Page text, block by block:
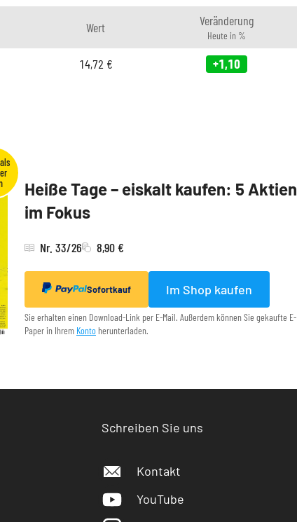
Wert Veränderung
Heute in %
14,72 € +1,10
Heiße Tage – eiskalt kaufen: 5 Aktien
im Fokus
Nr. 33/26 8,90 €
Sofortkauf Im Shop kaufen
Sie erhalten einen Download-Link per E-Mail. Außerdem können Sie gekaufte E-
Paper in Ihrem Konto herunterladen.
Schreiben Sie uns
Kontakt
YouTube